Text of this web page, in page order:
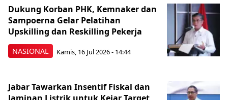
NASIONAL
Dukung Korban PHK, Kemnaker dan
Sampoerna Gelar Pelatihan
Upskilling dan Reskilling Pekerja
Kamis, 16 Jul 2026 - 14:44
Jabar Tawarkan Insentif Fiskal dan